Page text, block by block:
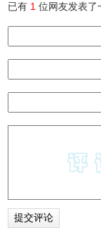
已有 1 位网友发表了